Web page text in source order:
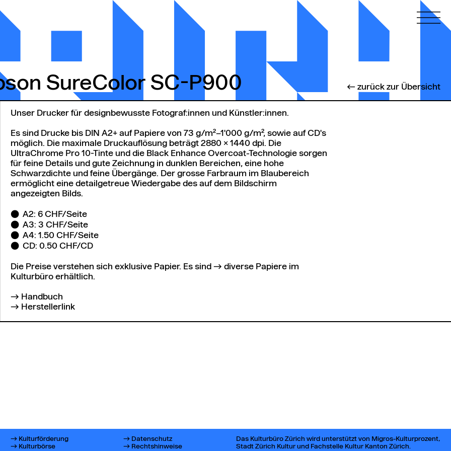
SureColor SC-P900 ← zurück zur Übersicht
SureColor SC-P900
Unser Drucker für designbewusste Fotograf:innen und Künstler:innen.
Es sind Drucke bis DIN A2+ auf Papiere von 73 g/m²–1'000 g/m², sowie auf CD's
möglich. Die maximale Druckauflösung beträgt 2880 × 1440 dpi. Die
UltraChrome Pro 10-Tinte und die Black Enhance Overcoat-Technologie sorgen
für feine Details und gute Zeichnung in dunklen Bereichen, eine hohe
Schwarzdichte und feine Übergänge. Der grosse Farbraum im Blaubereich
ermöglicht eine detailgetreue Wiedergabe des auf dem Bildschirm
angezeigten Bilds.
A2: 6 CHF/Seite
A3: 3 CHF/Seite
A4: 1.50 CHF/Seite
CD: 0.50 CHF/CD
Die Preise verstehen sich exklusive Papier. Es sind diverse Papiere im
Kulturbüro erhältlich.
Handbuch
Herstellerlink
Kulturförderung
Kulturbörse
Datenschutz
Rechtshinweise
Das Kulturbüro Zürich wird unterstützt von Migros-Kulturprozent,
Stadt Zürich Kultur und Fachstelle Kultur Kanton Zürich.